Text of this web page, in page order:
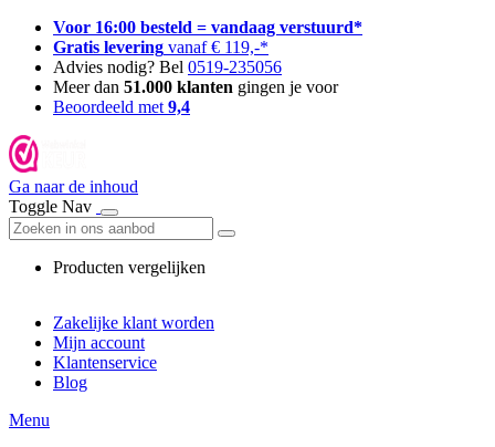
Voor 16:00 besteld = vandaag verstuurd*
Gratis levering vanaf € 119,-*
Advies nodig? Bel 0519-235056
Meer dan 51.000 klanten gingen je voor
Beoordeeld met 9,4
Ga naar de inhoud
Toggle Nav
Producten vergelijken
Zakelijke klant worden
Mijn account
Klantenservice
Blog
Menu